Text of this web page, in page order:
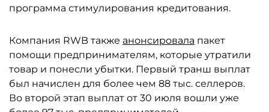
программа стимулирования кредитования.
Компания RWB также анонсировала пакет
помощи предпринимателям, которые утратили
товар и понесли убытки. Первый транш выплат
был начислен для более чем 88 тыс. селлеров.
Во второй этап выплат от 30 июля вошли уже